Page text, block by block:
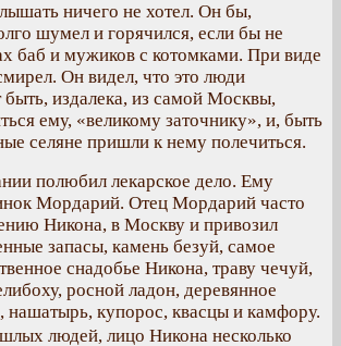
ничего не хотел. Он бы,
шумел и горячился, если бы не
баб и мужиков с котомками. При виде
Он видел, что это люди
издалека, из самой Москвы,
ему, «великому заточнику», и, быть
селяне пришли к нему полечиться.
полюбил лекарское дело. Ему
Мордарий. Отец Мордарий часто
Никона, в Москву и привозил
запасы, камень безуй, самое
снадобье Никона, траву чечуй,
росной ладон, деревянное
нашатырь, купорос, квасцы и камфору.
людей, лицо Никона несколько